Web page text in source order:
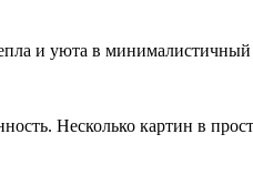
и уюта в минималистичный
Несколько картин в